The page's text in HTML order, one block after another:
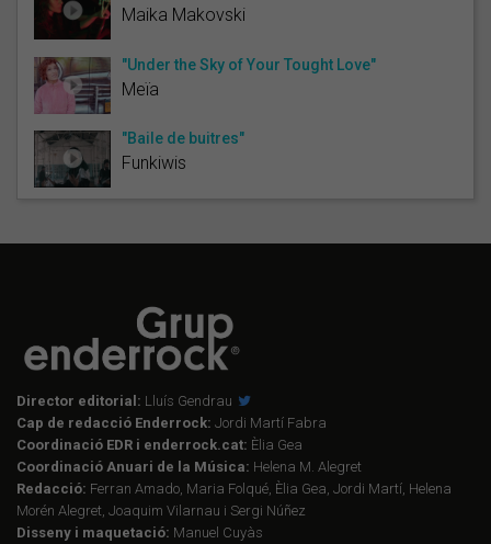
Maika Makovski
"Under the Sky of Your Tought Love"
Meïa
"Baile de buitres"
Funkiwis
Director editorial: Lluís Gendrau
Cap de redacció Enderrock: Jordi Martí Fabra
Coordinació EDR i enderrock.cat: Èlia Gea
Coordinació Anuari de la Música: Helena M. Alegret
Redacció: Ferran Amado, Maria Folqué, Èlia Gea, Jordi Martí, Helena
Morén Alegret, Joaquim Vilarnau i Sergi Núñez
Disseny i maquetació: Manuel Cuyàs